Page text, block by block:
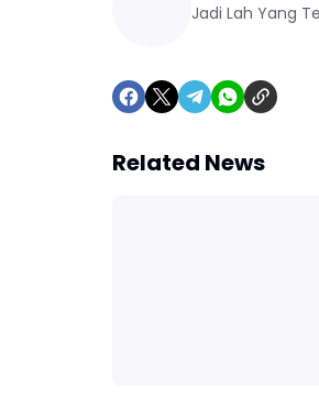
Jadi Lah Yang
Related News